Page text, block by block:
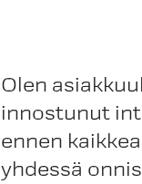
Olen
innostunut
ennen
yhdessä